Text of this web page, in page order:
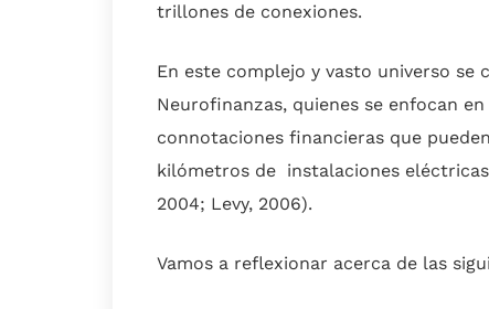
trillones de conexiones.
En este complejo y vasto universo se
Neurofinanzas, quienes se enfocan
connotaciones financieras que
kilómetros de instalaciones
2004; Levy, 2006).
Vamos a reflexionar acerca de las